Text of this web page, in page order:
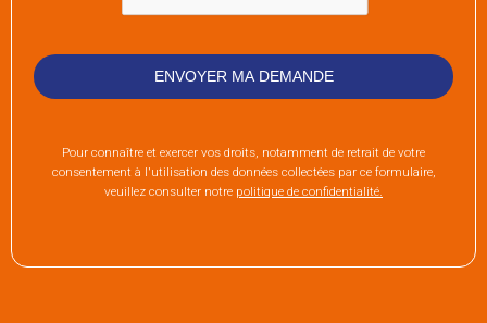
Pour connaître et exercer vos droits, notamment de retrait de votre
consentement à l'utilisation des données collectées par ce formulaire,
veuillez consulter notre politique de confidentialité.